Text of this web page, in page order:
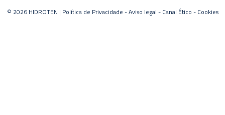
© 2026 HIDROTEN | Política de Privacidade -Aviso legal - Canal Ético - Cookies